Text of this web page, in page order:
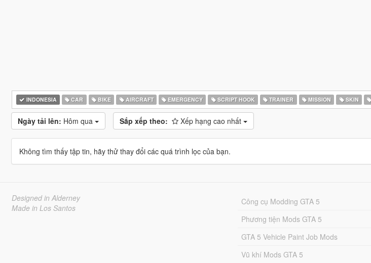
INDONESIA CAR BIKE AIRCRAFT EMERGENCY SCRIPT HOOK TRAINER MISSION SKIN
Ngày tải lên: Hôm qua Sắp xếp theo: Xếp hạng cao nhất
Không tìm thấy tập tin, hãy thử thay đổi các quá trình lọc của bạn.
Designed in Alderney
Made in Los Santos
Công cụ Modding GTA 5
Phương tiện Mods GTA 5
GTA 5 Vehicle Paint Job Mods
Vũ khí Mods GTA 5